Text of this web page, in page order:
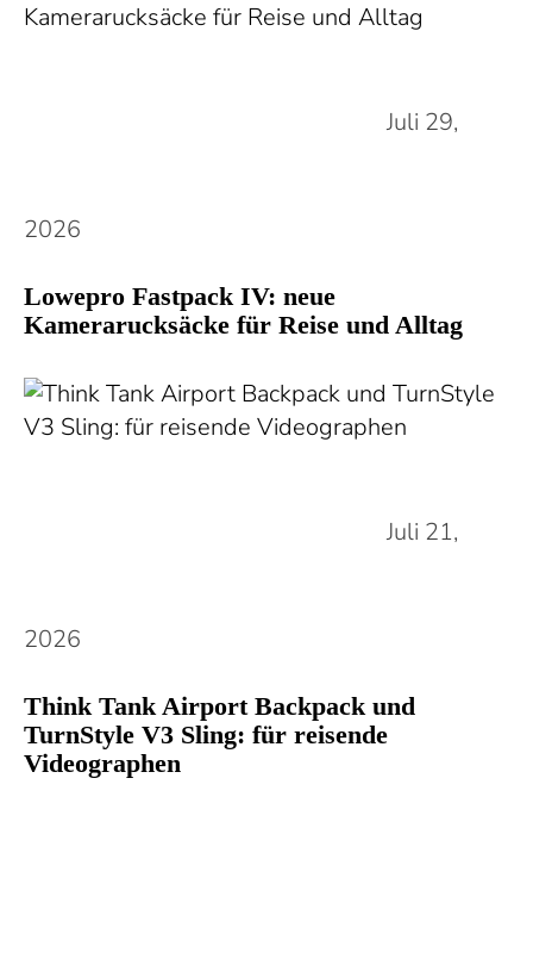
Juli 29,
2026
Lowepro Fastpack IV: neue
Kamerarucksäcke für Reise und Alltag
Juli 21,
2026
Think Tank Airport Backpack und
TurnStyle V3 Sling: für reisende
Videographen